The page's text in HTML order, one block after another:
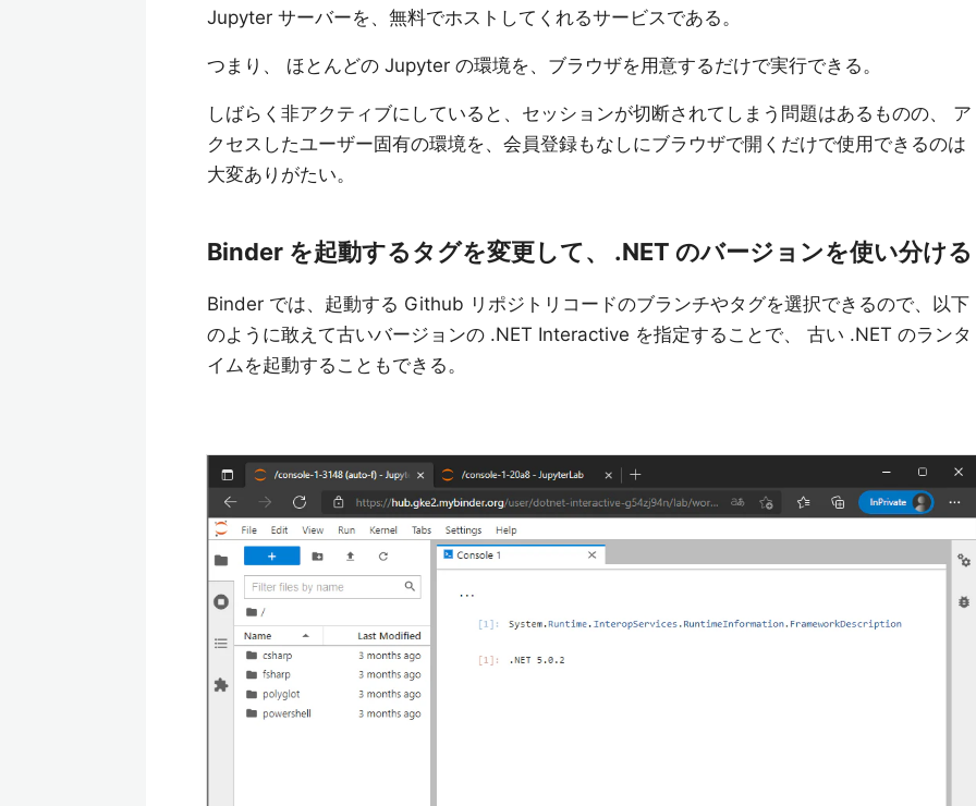
Jupyter サーバーを、無料でホストしてくれるサービスである。
つまり、 ほとんどの Jupyter の環境を、ブラウザを用意するだけで実行できる。
しばらく非アクティブにしていると、セッションが切断されてしまう問題はあるものの、 ア
クセスしたユーザー固有の環境を、会員登録もなしにブラウザで開くだけで使用できるのは
大変ありがたい。
Binder を起動するタグを変更して、 .NET のバージョンを使い分ける
Binder では、起動する Github リポジトリコードのブランチやタグを選択できるので、以下
のように敢えて古いバージョンの .NET Interactive を指定することで、 古い .NET のランタ
イムを起動することもできる。